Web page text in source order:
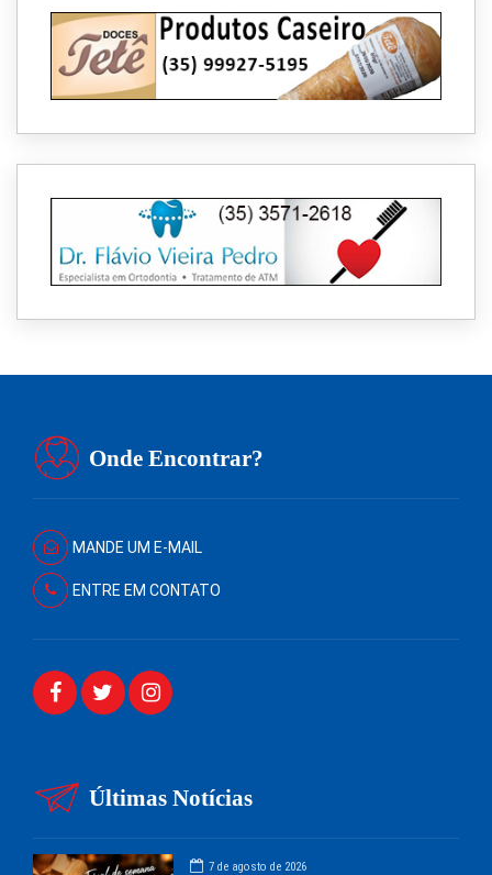
Onde Encontrar?
MANDE UM E-MAIL
ENTRE EM CONTATO
Últimas Notícias
7 de agosto de 2026